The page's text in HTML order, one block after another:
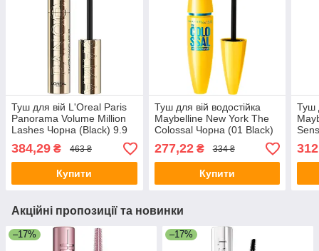
Туш для вій L'Oreal Paris
Panorama Volume Million
Lashes Чорна (Black) 9.9
384,29 ₴ 463 ₴
Купити
Туш для вій водостійка
Maybelline New York The
Colossal Чорна (01 Black)
277,22₴ 334 ₴
Купити
Туш
Акційні пропозиції та новинки
–17% –17%